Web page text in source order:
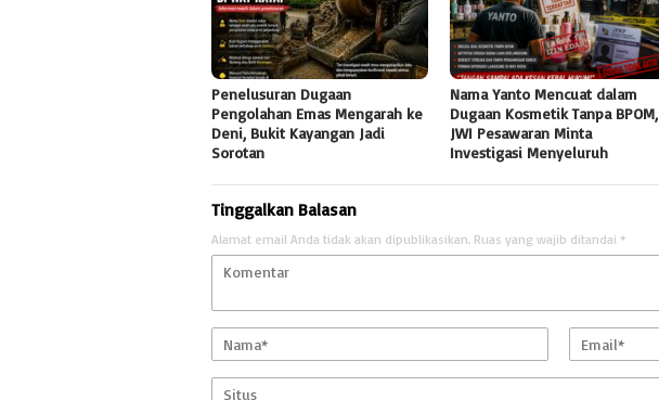
Penelusuran Dugaan
Pengolahan Emas Mengarah ke
Deni, Bukit Kayangan Jadi
Sorotan
Nama Yanto Mencuat dalam
Dugaan Kosmetik Tanpa BPOM,
JWI Pesawaran Minta
Investigasi Menyeluruh
Tinggalkan Balasan
Alamat email Anda tidak akan dipublikasikan. Ruas yang wajib ditandai *